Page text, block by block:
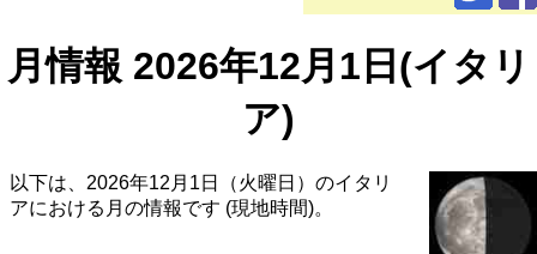
月情報 2026年12月1日(イタリ
ア)
以下は、2026年12月1日（火曜日）のイタリ
アにおける月の情報です (現地時間)。